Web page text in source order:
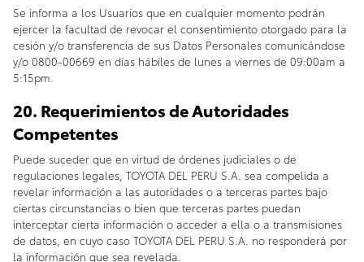
Se informa a los Usuarios que en cualquier momento podrán
ejercer la facultad de revocar el consentimiento otorgado para la
cesión y/o transferencia de sus Datos Personales comunicándose
y/o 0800-00669 en días hábiles de lunes a viernes de 09:00am a
5:15pm.
20. Requerimientos de Autoridades
Competentes
Puede suceder que en virtud de órdenes judiciales o de
regulaciones legales, TOYOTA DEL PERU S.A. sea compelida a
revelar información a las autoridades o a terceras partes bajo
ciertas circunstancias o bien que terceras partes puedan
interceptar cierta información o acceder a ella o a transmisiones
de datos, en cuyo caso TOYOTA DEL PERU S.A. no responderá por
la información que sea revelada.